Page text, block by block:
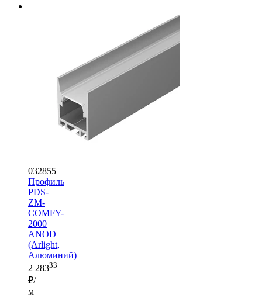
032855
Профиль
PDS-
ZM-
COMFY-
2000
ANOD
(Arlight,
Алюминий)
2 28333
₽/
м